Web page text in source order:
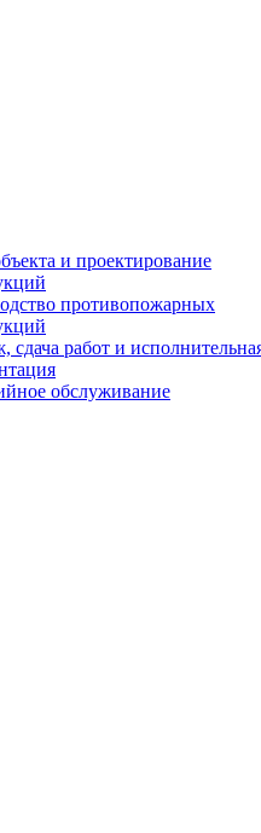
и проектирование
противопожарных
сдача работ и
обслуживание